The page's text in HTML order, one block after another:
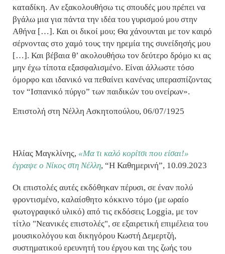
καταδίκη. Aν εξακολουθήσω τις σπουδές μου πρέπει να
βγάλω μια για πάντα την ιδέα του γυρισμού μου στην
Αθήνα […]. Και οι δικοί μου; Θα χάνουνται με τον καιρό
σέρνοντας στο χαμό τους την ηρεμία της συνείδησής μου
[…]. Και βέβαια θ’ ακολουθήσω τον δεύτερο δρόμο κι ας
μην έχω τίποτα εξασφαλισμένο. Είναι άλλωστε τόσο
όμορφο και ιδανικό να πεθαίνει κανένας υπερασπίζοντας
τον “Ισπανικό πύργο” των παιδικών του ονείρων».
Επιστολή στη Νέλλη Ασκητοπούλου, 06/07/1925
Ηλίας Μαγκλίνης, «Μα τι καλό κορίτσι που είσαι!»
έγραψε ο Νίκος στη Νέλλη, “Η Καθημερινή”, 10.09.2023
Οι επιστολές αυτές εκδόθηκαν πέρυσι, σε έναν πολύ
φροντισμένο, καλαίσθητο κόκκινο τόμο (με ωραίο
φωτογραφικό υλικό) από τις εκδόσεις Loggia, με τον
τίτλο "Νεανικές επιστολές", σε εξαιρετική επιμέλεια του
μουσικολόγου και δικηγόρου Κωστή Δεμερτζή,
συστηματικού ερευνητή του έργου και της ζωής του